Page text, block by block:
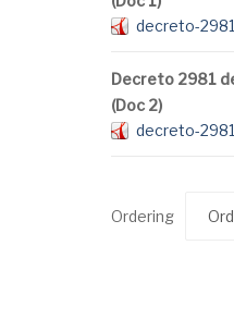
decreto-
Decreto 2981
(Doc 2)
decreto-
Ordering